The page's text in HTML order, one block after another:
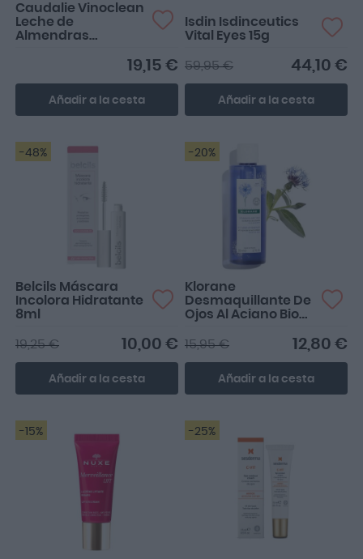
Caudalie Vinoclean
Leche de
Almendras
19,15 €
Añadir a la cesta
Isdin Isdinceutics
Vital Eyes 15g
44,10 €
59,95 €
Añadir a la cesta
-48%
Belcils Máscara
Incolora Hidratante
8ml
10,00 €
19,25 €
Añadir a la cesta
-20%
Klorane
Desmaquillante De
Ojos Al Aciano Bio
12,80 €
15,95 €
Añadir a la cesta
-15% -25%
Lo compré por probar el
contorno de ojos de una
marca que ya utilizab...